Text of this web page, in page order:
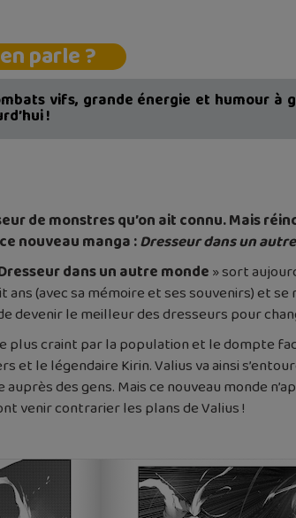
parle ?
vifs, grande énergie et humour à
!
de monstres qu’on ait connu. Mais
nouveau manga :Dresseur dans un
dans un autre monde» sort
(avec sa mémoire et ses souvenirs) et
devenir le meilleur des dresseurs pour
plus craint par la population et le dompte
le légendaire Kirin. Valius va ainsi
des gens. Mais ce nouveau monde
venir contrarier les plans de Valius !